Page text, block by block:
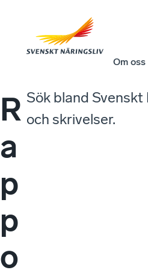
Om oss
R
a
p
p
o
Sök bland
och skrivelser.